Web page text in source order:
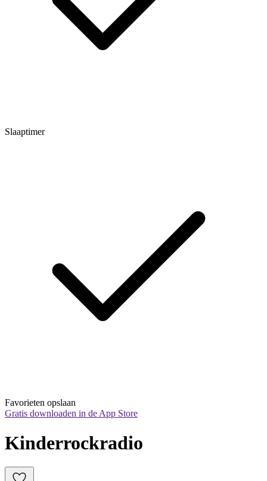
Slaaptimer
Favorieten opslaan
Gratis downloaden in de App Store
Kinderrockradio